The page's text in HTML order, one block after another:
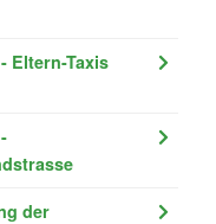
Eltern-Taxis
der